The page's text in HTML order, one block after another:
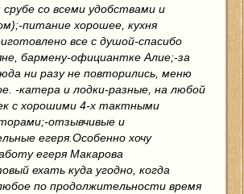
со всеми удобствами и
питание хорошее, кухня
все с душой-спасибо
бармену-официантке Алие;-за
ни разу не повторились, меню
-катера и лодки-разные, на любой
с хорошими 4-х тактными
отзывчивые и
егеря.Особенно хочу
егеря Макарова
ехать куда угодно, когда
по продолжительности время